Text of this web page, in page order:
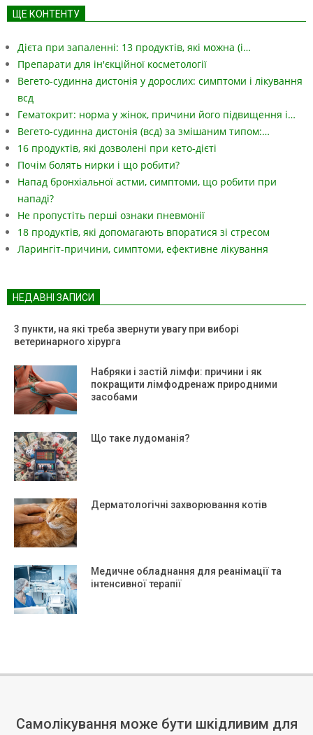
ЩЕ КОНТЕНТУ
Дієта при запаленні: 13 продуктів, які можна (і…
Препарати для ін'єкційної косметології
Вегето-судинна дистонія у дорослих: симптоми і лікування
всд
Гематокрит: норма у жінок, причини його підвищення і…
Вегето-судинна дистонія (всд) за змішаним типом:…
16 продуктів, які дозволені при кето-дієті
Почім болять нирки і що робити?
Напад бронхіальної астми, симптоми, що робити при
нападі?
Не пропустіть перші ознаки пневмонії
18 продуктів, які допомагають впоратися зі стресом
Ларингіт-причини, симптоми, ефективне лікування
НЕДАВНІ ЗАПИСИ
3 пункти, на які треба звернути увагу при виборі
ветеринарного хірурга
Набряки і застій лімфи: причини і як
покращити лімфодренаж природними
засобами
Що таке лудоманія?
Дерматологічні захворювання котів
Медичне обладнання для реанімації та
інтенсивної терапії
Самолікування може бути шкідливим для